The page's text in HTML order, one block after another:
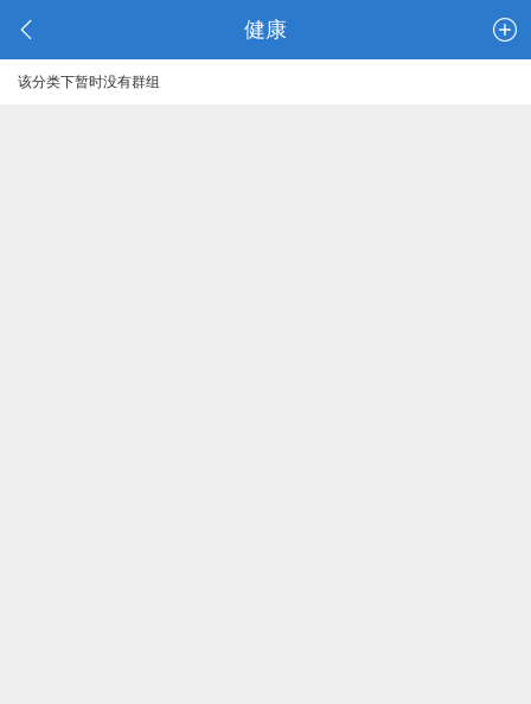
健康
该分类下暂时没有群组